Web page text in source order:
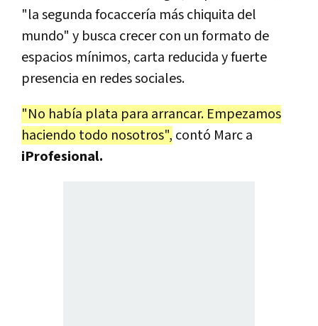
"la segunda focaccería más chiquita del
mundo" y busca crecer con un formato de
espacios mínimos, carta reducida y fuerte
presencia en redes sociales.
"No había plata para arrancar. Empezamos
haciendo todo nosotros", contó Marc a
iProfesional.